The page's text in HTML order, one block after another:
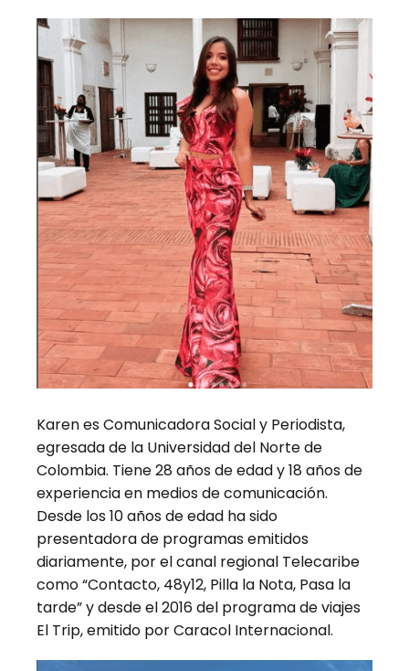
Karen es Comunicadora Social y Periodista,
egresada de la Universidad del Norte de
Colombia. Tiene 28 años de edad y 18 años de
experiencia en medios de comunicación.
Desde los 10 años de edad ha sido
presentadora de programas emitidos
diariamente, por el canal regional Telecaribe
como “Contacto, 48y12, Pilla la Nota, Pasa la
tarde” y desde el 2016 del programa de viajes
El Trip, emitido por Caracol Internacional.